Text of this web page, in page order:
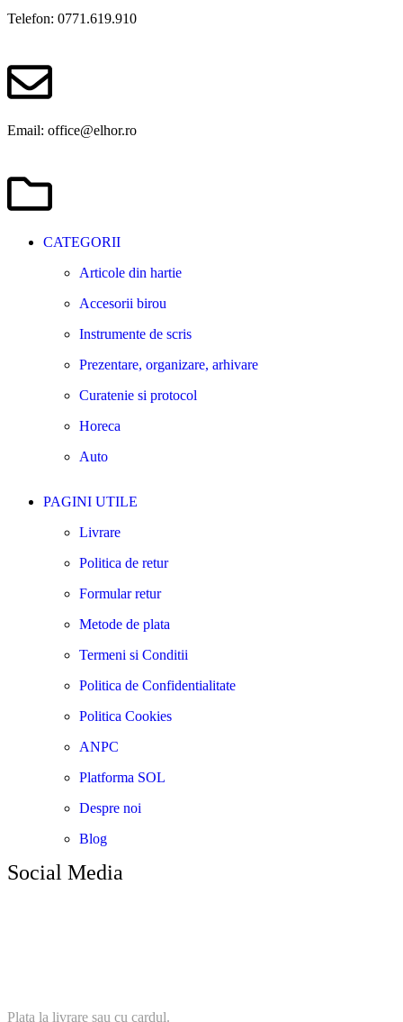
Telefon: 0771.619.910
Email: office@elhor.ro
CATEGORII
Articole din hartie
Accesorii birou
Instrumente de scris
Prezentare, organizare, arhivare
Curatenie si protocol
Horeca
Auto
PAGINI UTILE
Livrare
Politica de retur
Formular retur
Metode de plata
Termeni si Conditii
Politica de Confidentialitate
Politica Cookies
ANPC
Platforma SOL
Despre noi
Blog
Social Media
Plata la livrare sau cu cardul.